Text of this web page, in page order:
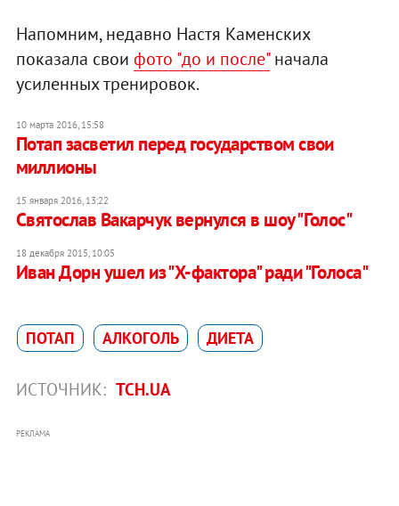
Напомним, недавно Настя Каменских
показала свои фото "до и после"начала
усиленных тренировок.
10 марта 2016, 15:58
Потап засветил перед государством свои
миллионы
15 января 2016, 13:22
Святослав Вакарчук вернулся в шоу "Голос"
18 декабря 2015, 10:05
Иван Дорн ушел из "Х-фактора" ради "Голоса"
ПОТАП АЛКОГОЛЬ ДИЕТА
ИСТОЧНИК: ТСН.UA
РЕКЛАМА